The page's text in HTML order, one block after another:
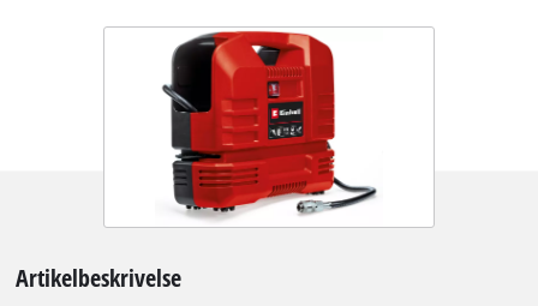
Artikelbeskrivelse